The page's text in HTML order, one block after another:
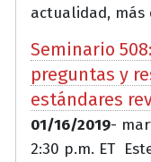
actualidad, más
Seminario
preguntas y
estándares
01/16/2019-
2:30 p.m. ET